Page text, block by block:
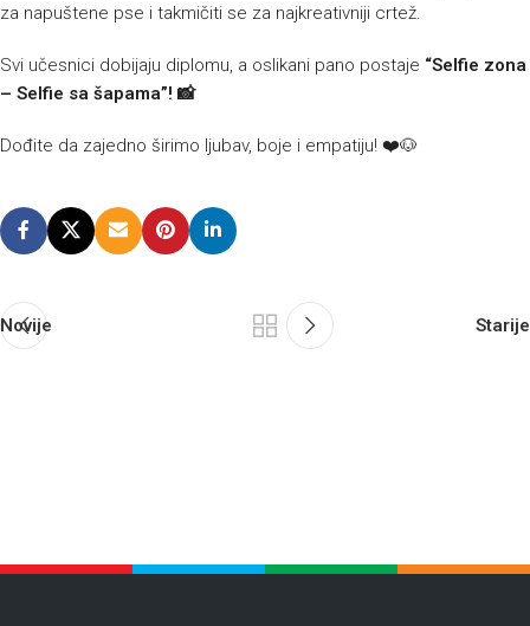
za napuštene pse i takmičiti se za najkreativniji crtež.
Svi učesnici dobijaju diplomu, a oslikani pano postaje “Selfie zona
– Selfie sa šapama”! 📸
Dođite da zajedno širimo ljubav, boje i empatiju! ❤️🐶
Novije Starije